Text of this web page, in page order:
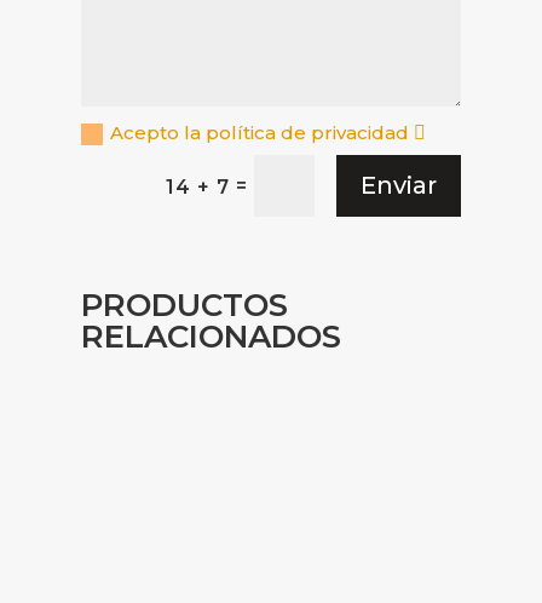
Acepto la política de privacidad
14 + 7 = Enviar
PRODUCTOS
RELACIONADOS